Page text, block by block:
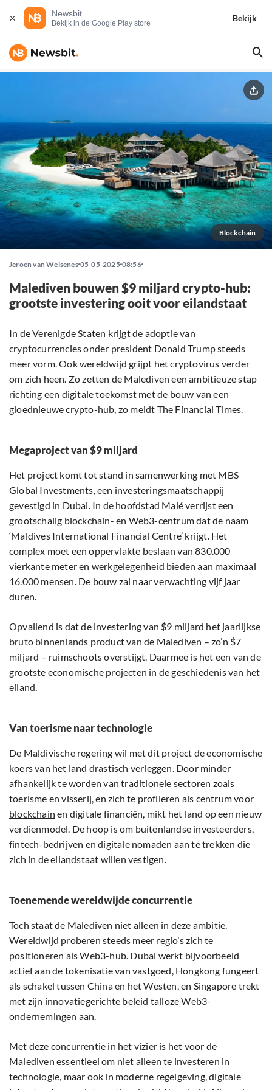
Newsbit
Bekijk in de Google Play store
Bekijk
Blockchain
Jeroen van Welsenes 05-05-2025 08:56
Malediven bouwen $9 miljard crypto-hub:
grootste investering ooit voor eilandstaat
In de Verenigde Staten krijgt de adoptie van
cryptocurrencies onder president Donald Trump steeds
meer vorm. Ook wereldwijd grijpt het cryptovirus verder
om zich heen. Zo zetten de Malediven een ambitieuze stap
richting een digitale toekomst met de bouw van een
gloednieuwe crypto-hub, zo meldt The Financial Times.
Megaproject van $9 miljard
Het project komt tot stand in samenwerking met MBS
Global Investments, een investeringsmaatschappij
gevestigd in Dubai. In de hoofdstad Malé verrijst een
grootschalig blockchain- en Web3-centrum dat de naam
‘Maldives International Financial Centre’ krijgt. Het
complex moet een oppervlakte beslaan van 830.000
vierkante meter en werkgelegenheid bieden aan maximaal
16.000 mensen. De bouw zal naar verwachting vijf jaar
duren.
Opvallend is dat de investering van $9 miljard het jaarlijkse
bruto binnenlands product van de Malediven – zo’n $7
miljard – ruimschoots overstijgt. Daarmee is het een van de
grootste economische projecten in de geschiedenis van het
eiland.
Van toerisme naar technologie
De Maldivische regering wil met dit project de economische
koers van het land drastisch verleggen. Door minder
afhankelijk te worden van traditionele sectoren zoals
toerisme en visserij, en zich te profileren als centrum voor
blockchain en digitale financiën, mikt het land op een nieuw
verdienmodel. De hoop is om buitenlandse investeerders,
fintech-bedrijven en digitale nomaden aan te trekken die
zich in de eilandstaat willen vestigen.
Toenemende wereldwijde concurrentie
Toch staat de Malediven niet alleen in deze ambitie.
Wereldwijd proberen steeds meer regio’s zich te
positioneren alsWeb3-hub. Dubai werkt bijvoorbeeld
actief aan de tokenisatie van vastgoed, Hongkong fungeert
als schakel tussen China en het Westen, en Singapore trekt
met zijn innovatiegerichte beleid talloze Web3-
ondernemingen aan.
Met deze concurrentie in het vizier is het voor de
Malediven essentieel om niet alleen te investeren in
technologie, maar ook in moderne regelgeving, digitale